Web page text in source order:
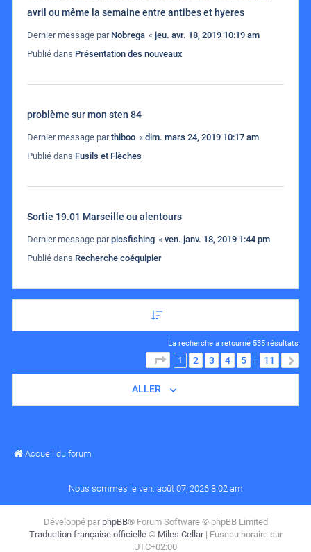
avril ou même la semaine entre antibes et hyeres
Dernier message par Nobrega « jeu. avr. 18, 2019 10:19 am
Publié dans Présentation des nouveaux
problème sur mon sten 84
Dernier message parthiboo « dim. mars 24, 2019 10:17 am
Publié dans Fusils et Flèches
Sortie 19.01 Marseille ou alentours
Dernier message parpicsfishing « ven. janv. 18, 2019 1:44 pm
Publié dans Recherche coéquipier
La recherche a retourné 535 résultats
PAGE 1 SUR 11
1 2 3 4 5 … 11
ALLER
Accueil du forum
Nous sommes le ven. août 07, 2026 8:02 am
Développé par phpBB® Forum Software © phpBB Limited
Traduction française officielle© Miles Cellar | Fuseau horaire sur
UTC+02:00